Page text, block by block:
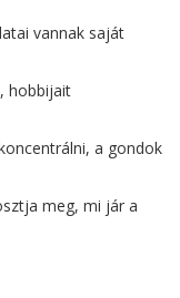
vannak saját
hobbijait
a gondok
meg, mi jár a